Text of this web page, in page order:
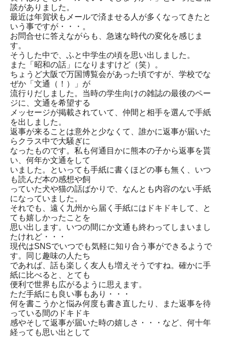
談がありました。
最近は年賀状もメールで済ませる人が多くなってきたと
いう事ですが・・・。
お問合せに答えながらも、急速な時代の変化を感じま
す。
そうした中で、ふと中学生の頃を思い出しました。
また「昭和の話」になりますけど（笑）。
ちょうど大阪で万国博覧会があった頃ですが、学校でな
ぜか「文通（！）」が
流行りだしました。当時の学生向けの雑誌の最後のペー
ジに、文通を希望する
メッセージが掲載されていて、仲間と相手を選んで手紙
を出しました。
返事が来ることは意外と少なくて、誰かに返事が届いた
らクラス中で大騒ぎに
なったものです。私も何通目かに熊本の子から返事を貰
い、何年か文通をして
いました。といっても手紙に書くほどの事も無く、いつ
も読んだ本の感想や飼
っていた犬や猫の話ばかりで、なんとも内容のない手紙
になっていました。
それでも、遠く九州から届く手紙にはドキドキして、と
ても嬉しかったことを
思い出します。いつの間にか文通も終わってしまいまし
たけれど・・・
現代はSNSでいつでも気軽に知り合う事ができるようで
す。同じ趣味の人たち
であれば、話も楽しく友人も増えそうですね。確かに手
紙に比べると、とても
便利で世界も広がるように思えます。
ただ手紙にも良い事もあり・・・
何を書こうかと悩み何度も書き直したり、また返事を待
っている間のドキドキ
感やそして返事が届いた時の嬉しさ・・・など、何十年
経っても思い出として